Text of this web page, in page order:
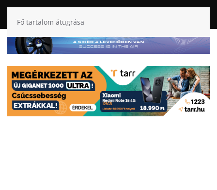
Fő tartalom átugrása